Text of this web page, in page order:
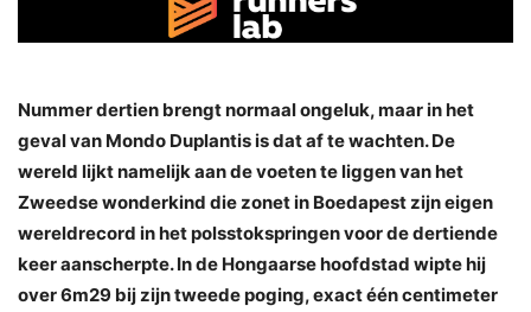
Nummer dertien brengt normaal ongeluk, maar in het
geval van Mondo Duplantis is dat af te wachten. De
wereld lijkt namelijk aan de voeten te liggen van het
Zweedse wonderkind die zonet in Boedapest zijn eigen
wereldrecord in het polsstokspringen voor de dertiende
keer aanscherpte. In de Hongaarse hoofdstad wipte hij
over 6m29 bij zijn tweede poging, exact één centimeter